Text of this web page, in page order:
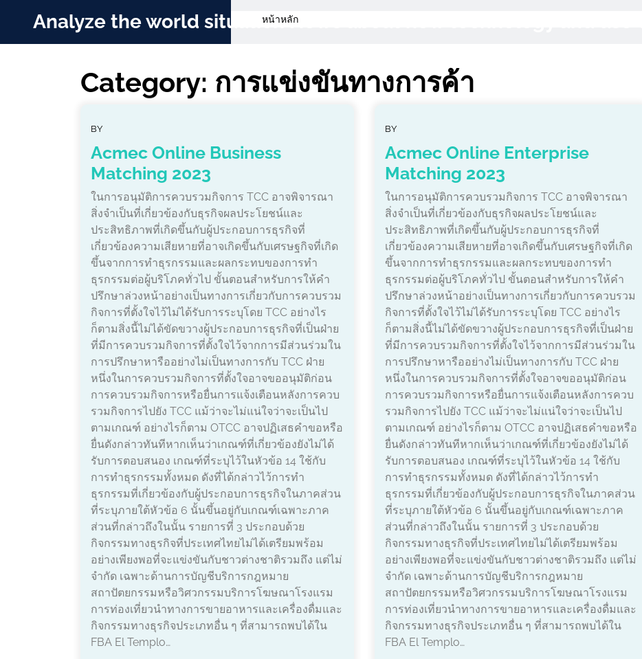
Analyze the world situation News about new technology and use
หน้าหลัก
Category: การแข่งขันทางการค้า
BY
Acmec Online Business
Matching 2023
ในการอนุมัติการควบรวมกิจการ TCC อาจพิจารณา
สิ่งจำเป็นที่เกี่ยวข้องกับธุรกิจผลประโยชน์และ
ประสิทธิภาพที่เกิดขึ้นกับผู้ประกอบการธุรกิจที่
เกี่ยวข้องความเสียหายที่อาจเกิดขึ้นกับเศรษฐกิจที่เกิด
ขึ้นจากการทำธุรกรรมและผลกระทบของการทำ
ธุรกรรมต่อผู้บริโภคทั่วไป ขั้นตอนสำหรับการให้คำ
ปรึกษาล่วงหน้าอย่างเป็นทางการเกี่ยวกับการควบรวม
กิจการที่ตั้งใจไว้ไม่ได้รับการระบุโดย TCC อย่างไร
ก็ตามสิ่งนี้ไม่ได้ขัดขวางผู้ประกอบการธุรกิจที่เป็นฝ่าย
ที่มีการควบรวมกิจการที่ตั้งใจไว้จากการมีส่วนร่วมใน
การปรึกษาหารืออย่างไม่เป็นทางการกับ TCC ฝ่าย
หนึ่งในการควบรวมกิจการที่ตั้งใจอาจขออนุมัติก่อน
การควบรวมกิจการหรือยื่นการแจ้งเตือนหลังการควบ
รวมกิจการไปยัง TCC แม้ว่าจะไม่แน่ใจว่าจะเป็นไป
ตามเกณฑ์ อย่างไรก็ตาม OTCC อาจปฏิเสธคำขอหรือ
ยื่นดังกล่าวทันทีหากเห็นว่าเกณฑ์ที่เกี่ยวข้องยังไม่ได้
รับการตอบสนอง เกณฑ์ที่ระบุไว้ในหัวข้อ 14 ใช้กับ
การทำธุรกรรมทั้งหมด ดังที่ได้กล่าวไว้การทำ
ธุรกรรมที่เกี่ยวข้องกับผู้ประกอบการธุรกิจในภาคส่วน
ที่ระบุภายใต้หัวข้อ 6 นั้นขึ้นอยู่กับเกณฑ์เฉพาะภาค
ส่วนที่กล่าวถึงในนั้น รายการที่ 3 ประกอบด้วย
กิจกรรมทางธุรกิจที่ประเทศไทยไม่ได้เตรียมพร้อม
อย่างเพียงพอที่จะแข่งขันกับชาวต่างชาติรวมถึง แต่ไม่
จำกัด เฉพาะด้านการบัญชีบริการกฎหมาย
สถาปัตยกรรมหรือวิศวกรรมบริการโฆษณาโรงแรม
การท่องเที่ยวนำทางการขายอาหารและเครื่องดื่มและ
กิจกรรมทางธุรกิจประเภทอื่น ๆ ที่สามารถพบได้ใน
FBA El Templo…
BY
Acmec Online Enterprise
Matching 2023
ในการอนุมัติการควบรวมกิจการ TCC อาจพิจารณา
สิ่งจำเป็นที่เกี่ยวข้องกับธุรกิจผลประโยชน์และ
ประสิทธิภาพที่เกิดขึ้นกับผู้ประกอบการธุรกิจที่
เกี่ยวข้องความเสียหายที่อาจเกิดขึ้นกับเศรษฐกิจที่เกิด
ขึ้นจากการทำธุรกรรมและผลกระทบของการทำ
ธุรกรรมต่อผู้บริโภคทั่วไป ขั้นตอนสำหรับการให้คำ
ปรึกษาล่วงหน้าอย่างเป็นทางการเกี่ยวกับการควบรวม
กิจการที่ตั้งใจไว้ไม่ได้รับการระบุโดย TCC อย่างไร
ก็ตามสิ่งนี้ไม่ได้ขัดขวางผู้ประกอบการธุรกิจที่เป็นฝ่าย
ที่มีการควบรวมกิจการที่ตั้งใจไว้จากการมีส่วนร่วมใน
การปรึกษาหารืออย่างไม่เป็นทางการกับ TCC ฝ่าย
หนึ่งในการควบรวมกิจการที่ตั้งใจอาจขออนุมัติก่อน
การควบรวมกิจการหรือยื่นการแจ้งเตือนหลังการควบ
รวมกิจการไปยัง TCC แม้ว่าจะไม่แน่ใจว่าจะเป็นไป
ตามเกณฑ์ อย่างไรก็ตาม OTCC อาจปฏิเสธคำขอหรือ
ยื่นดังกล่าวทันทีหากเห็นว่าเกณฑ์ที่เกี่ยวข้องยังไม่ได้
รับการตอบสนอง เกณฑ์ที่ระบุไว้ในหัวข้อ 14 ใช้กับ
การทำธุรกรรมทั้งหมด ดังที่ได้กล่าวไว้การทำ
ธุรกรรมที่เกี่ยวข้องกับผู้ประกอบการธุรกิจในภาคส่วน
ที่ระบุภายใต้หัวข้อ 6 นั้นขึ้นอยู่กับเกณฑ์เฉพาะภาค
ส่วนที่กล่าวถึงในนั้น รายการที่ 3 ประกอบด้วย
กิจกรรมทางธุรกิจที่ประเทศไทยไม่ได้เตรียมพร้อม
อย่างเพียงพอที่จะแข่งขันกับชาวต่างชาติรวมถึง แต่ไม่
จำกัด เฉพาะด้านการบัญชีบริการกฎหมาย
สถาปัตยกรรมหรือวิศวกรรมบริการโฆษณาโรงแรม
การท่องเที่ยวนำทางการขายอาหารและเครื่องดื่มและ
กิจกรรมทางธุรกิจประเภทอื่น ๆ ที่สามารถพบได้ใน
FBA El Templo…